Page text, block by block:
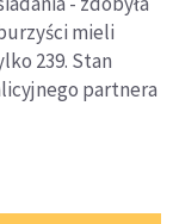
mieli
239. Stan
partnera